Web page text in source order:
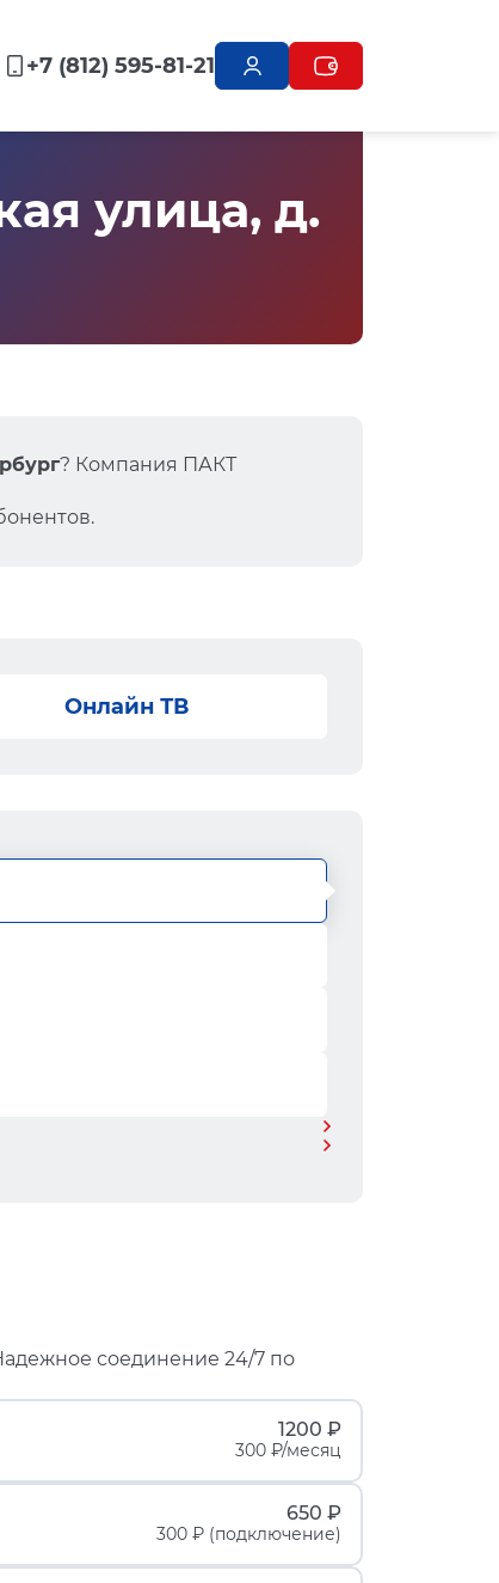
+7 (812) 595-81-21
улица, д.
? Компания ПАКТ
Онлайн ТВ
соединение 24/7 по
1200 ₽
300 ₽/месяц
650 ₽
300 ₽ (подключение)